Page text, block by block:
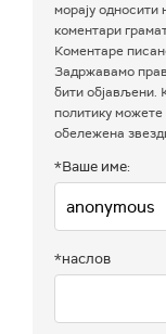
морају
коментари
Коментаре
Задржавамо
бити објављени.
политику
обележена
*Ваше име:
*наслов